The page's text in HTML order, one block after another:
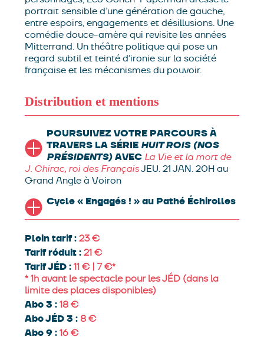
portrait sensible d’une génération de gauche,
entre espoirs, engagements et désillusions. Une
comédie douce-amère qui revisite les années
Mitterrand. Un théâtre politique qui pose un
regard subtil et teinté d’ironie sur la société
française et les mécanismes du pouvoir.
Distribution et mentions
Diard-Detoeufmise en scèneLéo Cohen-
PapermanavecLéonard Bourgeois-Tacquet,
Mathieu Metral et Hélène Rencurellumières
Pablo Roy / Stéphane Bordonaro / Léa Maris
création sonoreLucas Lelièvre
costumesManon Naudetdirection de
production
administrationClara Rodrigues
Juliette Lecourtcommunication et médiation
Lucile Reynaud
productionCompagnie des Animaux en paradis
coproductionThéâtre Louis Jouvet, Rethel ;
TCM, Théâtre de Charleville-Mézières ; Espace
Jean Vilar, Revin ; le Salmanazar, Epernay. Le
Forum Jacques Prévert – scène conventionnée
de Carros, Théâtre du Train Bleu, Acmé, La
POURSUIVEZ VOTRE PARCOURS À
TRAVERS LA SÉRIE HUIT ROIS (NOS
PRÉSIDENTS)AVEC La Vie et la mort de
J. Chirac, roi des FrançaisJEU. 21 JAN. 20H au
Grand Angle à Voiron
Cycle « Engagés ! » au Pathé Échirolles
Plein tarif :23
Tarif réduit :21
Tarif JÉD :11 € | 7 €*
* 1h avant le spectacle pour les JÉD (dans la
limite des places disponibles)
Abo 3 :18
Abo JÉD 3 :8
Abo 9 :16